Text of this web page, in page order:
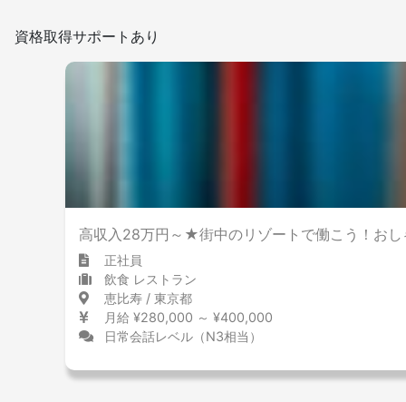
資格取得サポートあり
高収入28万円～★街中のリゾートで働こう！お
正社員
飲食 レストラン
恵比寿 / 東京都
月給 ¥280,000 ～ ¥400,000
日常会話レベル（N3相当）